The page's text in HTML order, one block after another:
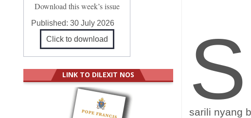
S
sarili nyang
Download this week’s issue
Published:30 July 2026
Click to download
LINK TO DILEXIT NOS